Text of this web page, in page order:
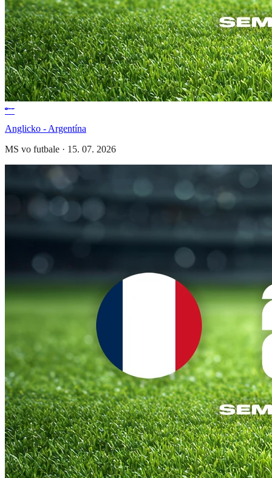
Anglicko - Argentína
MS vo futbale · 15. 07. 2026